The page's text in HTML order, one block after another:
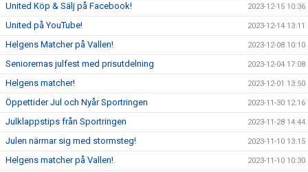
United Köp & Sälj på Facebook! 2023-12-15 10:36
United på YouTube! 2023-12-14 13:11
Helgens Matcher på Vallen! 2023-12-08 10:10
Seniorernas julfest med prisutdelning 2023-12-04 17:08
Helgens matcher! 2023-12-01 13:50
Öppettider Jul och Nyår Sportringen 2023-11-30 12:16
Julklappstips från Sportringen 2023-11-28 14:44
Julen närmar sig med stormsteg! 2023-11-10 13:15
Helgens matcher på Vallen! 2023-11-10 10:30